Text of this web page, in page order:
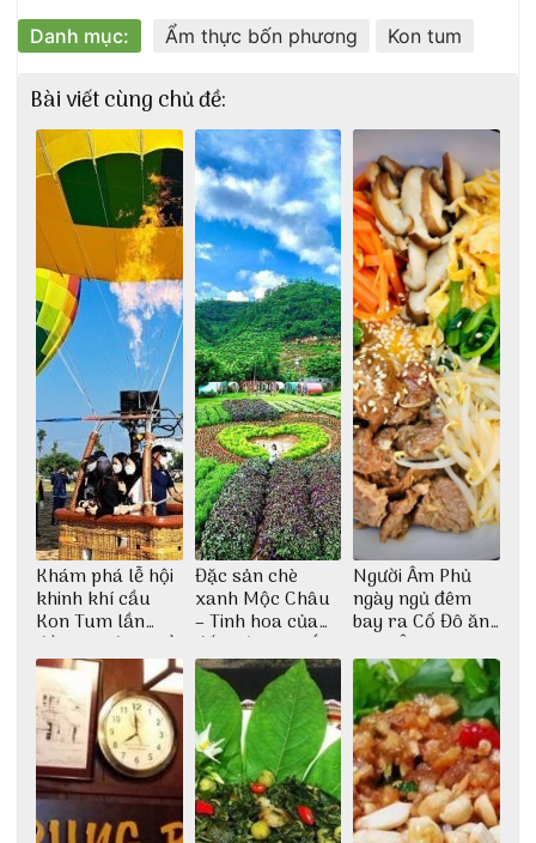
Danh mục: Ẩm thực bốn phương Kon tum
Bài viết cùng chủ đề:
Khám phá lễ hội
khinh khí cầu
Kon Tum lần
đầu tiên được tổ
chức
Đặc sản chè
xanh Mộc Châu
– Tinh hoa của
đất trời Tây Bắc
Người Âm Phủ
ngày ngủ đêm
bay ra Cố Đô ăn
Cơm Âm Phủ
Huế